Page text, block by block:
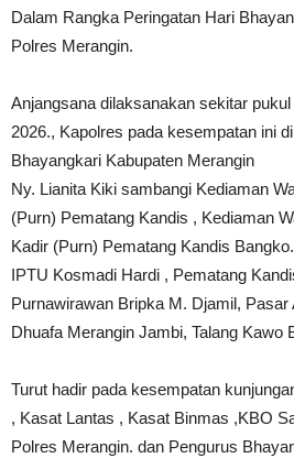
Dalam Rangka Peringatan Hari
Polres Merangin.
Anjangsana dilaksanakan sekitar
2026., Kapolres pada kesempatan ini
Bhayangkari Kabupaten Merangin
Ny. Lianita Kiki sambangi Kediaman
(Purn) Pematang Kandis , Kediaman
Kadir (Purn) Pematang Kandis
IPTU Kosmadi Hardi , Pematang
Purnawirawan Bripka M. Djamil,
Dhuafa Merangin Jambi, Talang Kawo
Turut hadir pada kesempatan
, Kasat Lantas , Kasat Binmas ,KBO
Polres Merangin. dan Pengurus